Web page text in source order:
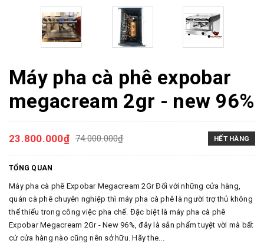
Máy pha cà phê expobar
megacream 2gr - new 96%
23.800.000₫ 74.000.000₫ HẾT HÀNG
TỔNG QUAN
Máy pha cà phê Expobar Megacream 2Gr Đối với những cửa hàng,
quán cà phê chuyên nghiệp thì máy pha cà phê là người trợ thủ không
thể thiếu trong công việc pha chế. Đặc biệt là máy pha cà phê
Expobar Megacream 2Gr - New 96%, đây là sản phẩm tuyệt vời mà bất
cứ cửa hàng nào cũng nên sở hữu. Hãy the...